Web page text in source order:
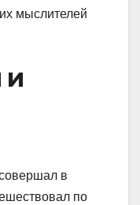
мыслителей
и
в
по